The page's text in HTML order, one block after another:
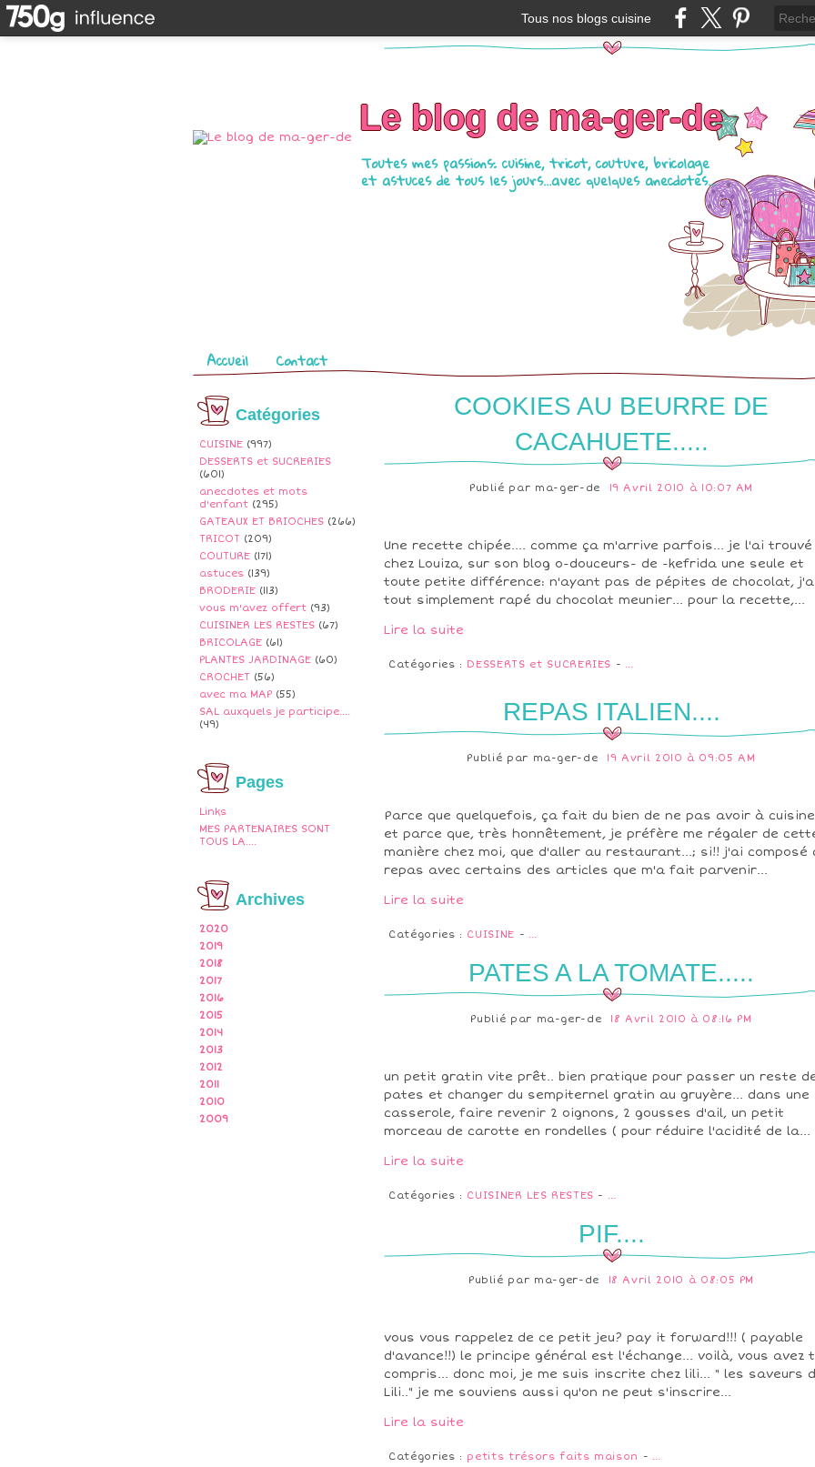
Tous nos blogs cuisine
Le blog de ma-ger-de
Toutes mes passions: cuisine, tricot, couture, bricolage
et astuces de tous les jours...avec quelques anecdotes...
Pages
Accueil Contact
Catégories
CUISINE (997)
DESSERTS et SUCRERIES
(601)
anecdotes et mots
d'enfant (295)
GATEAUX ET BRIOCHES (266)
TRICOT (209)
COUTURE (171)
astuces (139)
BRODERIE (113)
vous m'avez offert (93)
CUISINER LES RESTES (67)
BRICOLAGE (61)
PLANTES JARDINAGE (60)
CROCHET (56)
avec ma MAP (55)
SAL auxquels je participe....
(49)
Pages
Links
MES PARTENAIRES SONT
TOUS LA....
Archives
2020
2019
2018
2017
2016
2015
2014
2013
2012
2011
2010
2009
COOKIES AU BEURRE DE
CACAHUETE.....
Publié par ma-ger-de 19 Avril 2010 à 10:07 AM
Une recette chipée.... comme ça m'arrive parfois... je l'ai trouvé
chez Louiza, sur son blog o-douceurs- de -kefrida une seule et
toute petite différence: n'ayant pas de pépites de chocolat,
tout simplement rapé du chocolat meunier... pour la recette,...
Lire la suite
Catégories : DESSERTS et SUCRERIES - …
REPAS ITALIEN....
Publié par ma-ger-de 19 Avril 2010 à 09:05 AM
Parce que quelquefois, ça fait du bien de ne pas avoir à
et parce que, très honnêtement, je préfère me régaler de
manière chez moi, que d'aller au restaurant...; si!! j'ai composé
repas avec certains des articles que m'a fait parvenir...
Lire la suite
Catégories : CUISINE - …
PATES A LA TOMATE.....
Publié par ma-ger-de 18 Avril 2010 à 08:16 PM
un petit gratin vite prêt.. bien pratique pour passer un reste
pates et changer du sempiternel gratin au gruyère... dans une
casserole, faire revenir 2 oignons, 2 gousses d'ail, un petit
morceau de carotte en rondelles ( pour réduire l'acidité de la...
Lire la suite
Catégories : CUISINER LES RESTES - …
PIF....
Publié par ma-ger-de 18 Avril 2010 à 08:05 PM
vous vous rappelez de ce petit jeu? pay it forward!!! ( payable
d'avance!!) le principe général est l'échange... voilà, vous avez
compris... donc moi, je me suis inscrite chez lili... " les saveurs
Lili.." je me souviens aussi qu'on ne peut s'inscrire...
Lire la suite
Catégories : petits trésors faits maison - …